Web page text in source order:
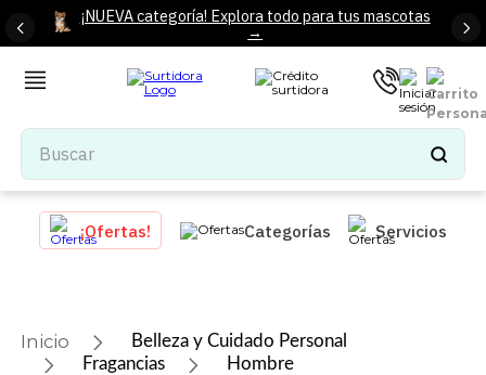
¡NUEVA categoría! Explora todo para tus mascotas
→
Buscar
TÉRMINOS MÁS BUSCADOS
1.
tenis mujer
iphone
¡Ofertas! Categorías Servicios
Belleza y Cuidado Personal
Fragancias
Hombre